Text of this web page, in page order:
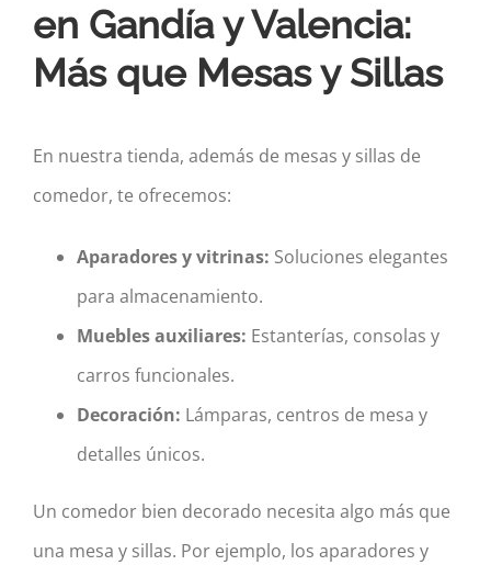
en Gandía y Valencia:
Más que Mesas y Sillas
En nuestra tienda, además de mesas y sillas de
comedor, te ofrecemos:
Aparadores y vitrinas: Soluciones elegantes
para almacenamiento.
Muebles auxiliares: Estanterías, consolas y
carros funcionales.
Decoración: Lámparas, centros de mesa y
detalles únicos.
Un comedor bien decorado necesita algo más que
una mesa y sillas. Por ejemplo, los aparadores y